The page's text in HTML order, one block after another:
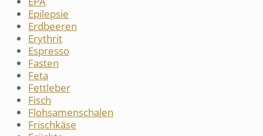
Epilepsie
Erdbeeren
Erythrit
Espresso
Fasten
Feta
Fettleber
Fisch
Flohsamenschalen
Frischkäse